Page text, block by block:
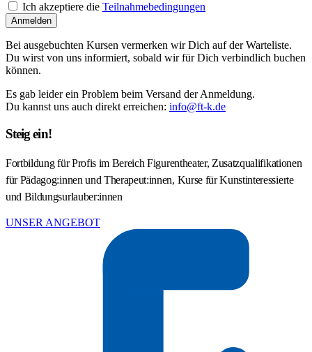
Ich akzeptiere die Teilnahmebedingungen
Anmelden
Bei ausgebuchten Kursen vermerken wir Dich auf der Warteliste.
Du wirst von uns informiert, sobald wir für Dich verbindlich buchen
können.
Es gab leider ein Problem beim Versand der Anmeldung.
Du kannst uns auch direkt erreichen: info@ft-k.de
Steig ein!
Fortbildung für Profis im Bereich Figurentheater, Zusatzqualifikationen
für Pädagog:innen und Therapeut:innen, Kurse für Kunstinteressierte
und Bildungsurlauber:innen
UNSER ANGEBOT